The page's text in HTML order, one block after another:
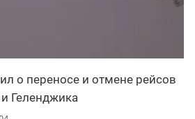
о переносе и отмене рейсов
Геленджика